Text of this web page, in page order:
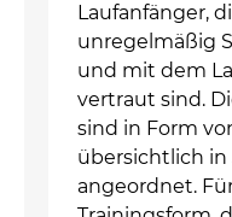
Laufanfänger,
unregelmäßig
und mit dem
vertraut sind.
sind in Form
übersichtlich in
angeordnet.